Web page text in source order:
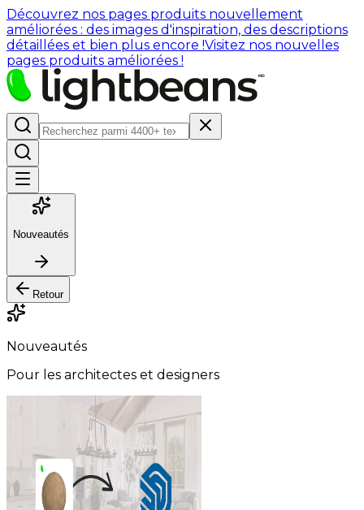
Découvrez nos pages produits nouvellement
améliorées : des images d'inspiration, des descriptions
détaillées et bien plus encore !Visitez nos nouvelles
pages produits améliorées !
Nouveautés
Retour
Nouveautés
Pour les architectes et designers